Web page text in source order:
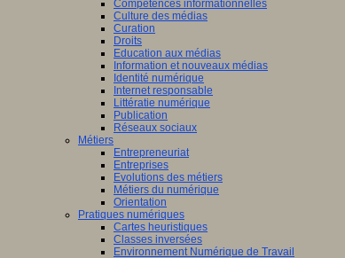
Compétences informationnelles
Culture des médias
Curation
Droits
Education aux médias
Information et nouveaux médias
Identité numérique
Internet responsable
Littératie numérique
Publication
Réseaux sociaux
Métiers
Entrepreneuriat
Entreprises
Evolutions des métiers
Métiers du numérique
Orientation
Pratiques numériques
Cartes heuristiques
Classes inversées
Environnement Numérique de Travail